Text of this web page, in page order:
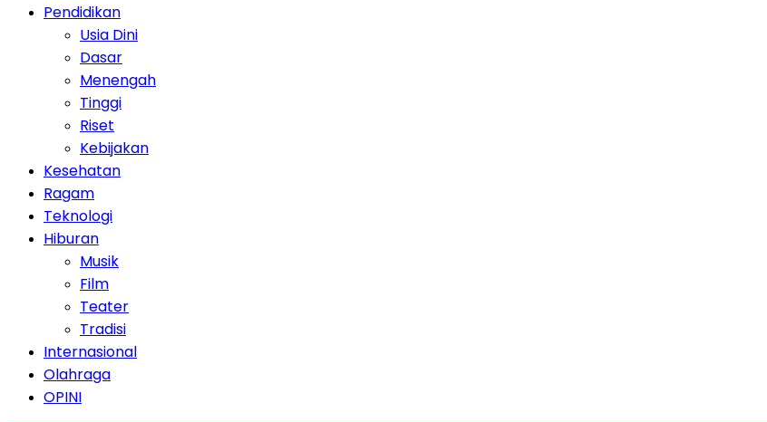
Pendidikan
Usia Dini
Dasar
Menengah
Tinggi
Riset
Kebijakan
Kesehatan
Ragam
Teknologi
Hiburan
Musik
Film
Teater
Tradisi
Internasional
Olahraga
OPINI